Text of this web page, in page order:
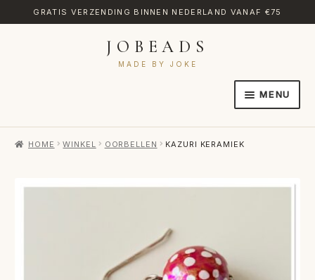
GRATIS VERZENDING BINNEN NEDERLAND VANAF €75
JOBEADS
MADE BY JOKE
MENU
HOME WINKEL OORBELLEN KAZURI KERAMIEK